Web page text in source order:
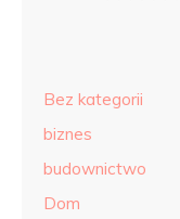
Bez kategorii
biznes
budownictwo
Dom